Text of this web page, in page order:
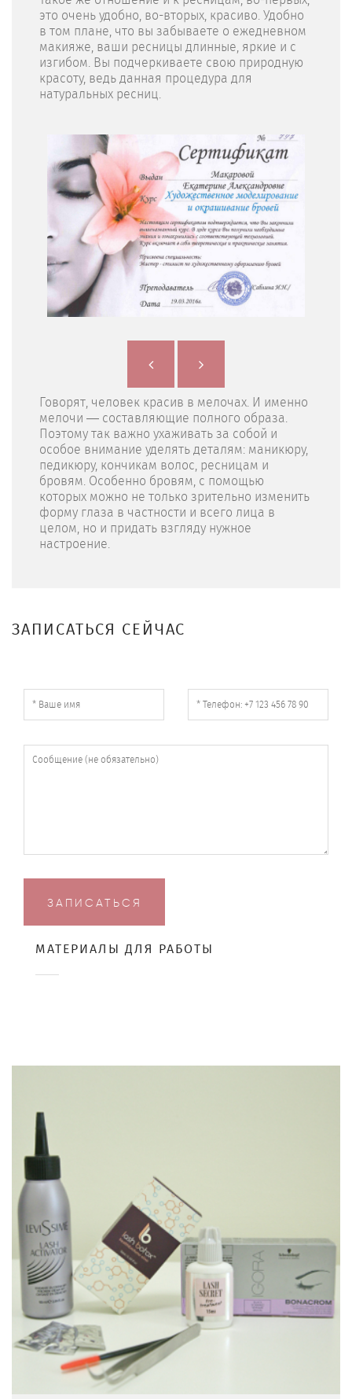
это очень удобно, во-вторых, красиво. Удобно
в том плане, что вы забываете о ежедневном
макияже, ваши ресницы длинные, яркие и с
изгибом. Вы подчеркиваете свою природную
красоту, ведь данная процедура для
натуральных ресниц.
Говорят, человек красив в мелочах. И именно
мелочи — составляющие полного образа.
Поэтому так важно ухаживать за собой и
особое внимание уделять деталям: маникюру,
педикюру, кончикам волос, ресницам и
бровям. Особенно бровям, с помощью
которых можно не только зрительно изменить
форму глаза в частности и всего лица в
целом, но и придать взгляду нужное
настроение.
ЗАПИСАТЬСЯ СЕЙЧАС
ЗАПИСАТЬСЯ
МАТЕРИАЛЫ ДЛЯ РАБОТЫ